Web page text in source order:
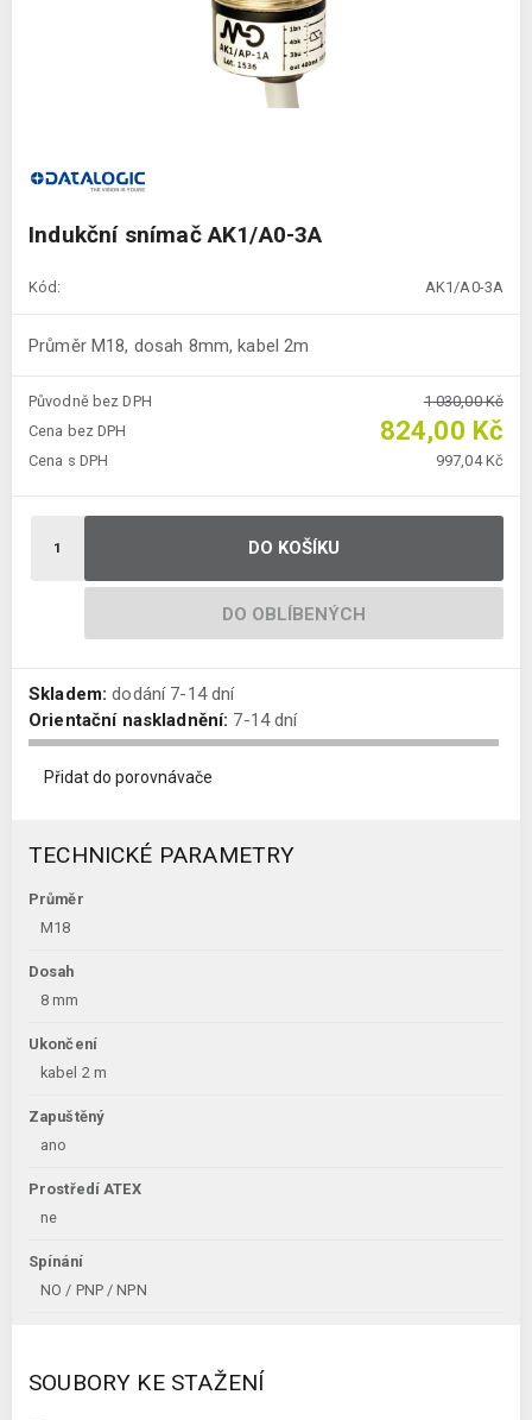
Indukční snímač AK1/A0-3A
Kód: AK1/A0-3A
Průměr M18, dosah 8mm, kabel 2m
Původně bez DPH
1 030,00 Kč
Cena bez DPH
824,00 Kč
Cena s DPH 997,04 Kč
DO KOŠÍKU
DO OBLÍBENÝCH
Skladem: dodání 7-14 dní
Orientační naskladnění: 7-14 dní
Přidat do porovnávače
TECHNICKÉ PARAMETRY
Průměr
M18
Dosah
8 mm
Ukončení
kabel 2 m
Zapuštěný
ano
Prostředí ATEX
ne
Spínání
NO / PNP / NPN
SOUBORY KE STAŽENÍ